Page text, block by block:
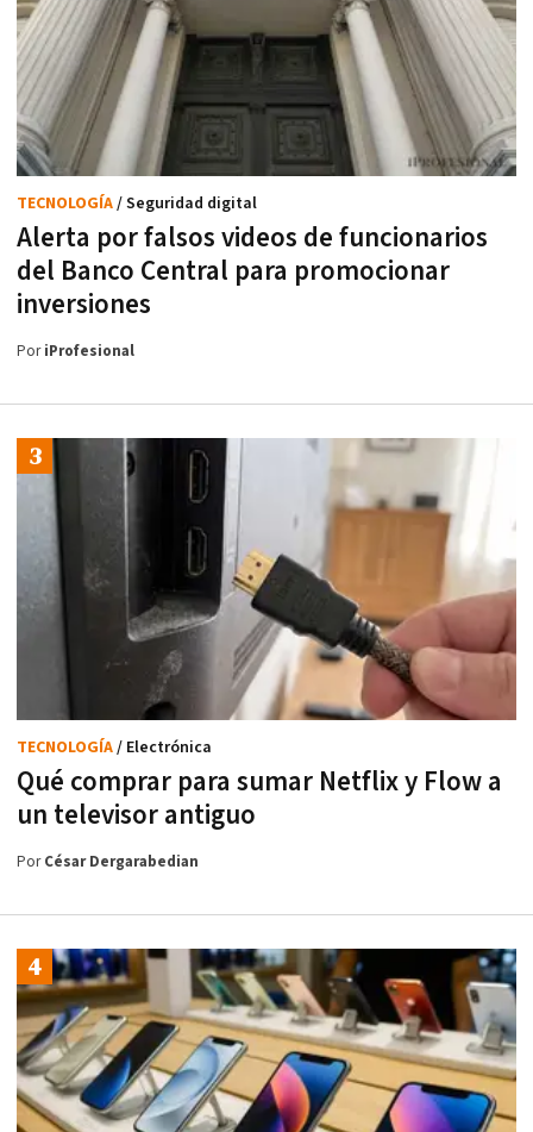
Alerta por falsos videos de funcionarios
del Banco Central para promocionar
inversiones
TECNOLOGÍA/ Seguridad digital
PoriProfesional
Qué comprar para sumar Netflix y Flow a
un televisor antiguo
TECNOLOGÍA/ Electrónica
PorCésar Dergarabedian